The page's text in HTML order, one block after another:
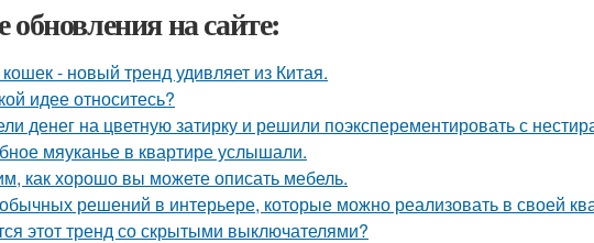
обновления на сайте:
- новый тренд удивляет из Китая.
идее относитесь?
денег на цветную затирку и решили поэксперементировать с
мяуканье в квартире услышали.
как хорошо вы можете описать мебель.
решений в интерьере, которые можно реализовать в своей
этот тренд со скрытыми выключателями?